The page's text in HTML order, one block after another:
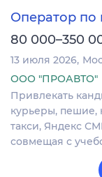
Оператор по
80 000–350
13 июля 2026
ООО "ПРОАВТО"
Привлекать
курьеры, пешие,
такси, Яндекс
совмещая с